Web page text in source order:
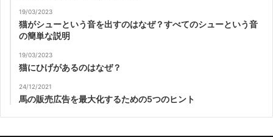
19/03/2023
猫がシューという音を出すのはなぜ？すべてのシューという音
の簡単な説明
19/03/2023
猫にひげがあるのはなぜ？
24/12/2021
馬の販売広告を最大化するための5つのヒント